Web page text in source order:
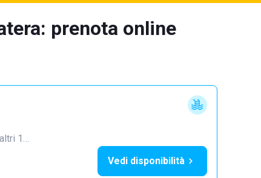
prenota online
1…
Vedi disponibilità